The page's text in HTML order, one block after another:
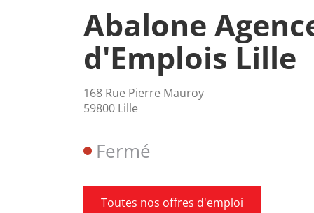
Abalone
d'Emplois Lille
168 Rue Pierre Mauroy
59800 Lille
Toutes nos offres d'emploi
Fermé